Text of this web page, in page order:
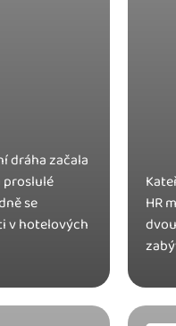
dráha začala
proslulé
se
v hotelových
HR